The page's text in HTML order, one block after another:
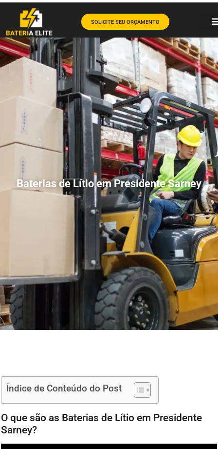
SOLICITE SEU ORÇAMENTO
Baterias de Lítio em Presidente Sarney
Índice de Conteúdo do Post
O que são as Baterias de Lítio em Presidente
Sarney?